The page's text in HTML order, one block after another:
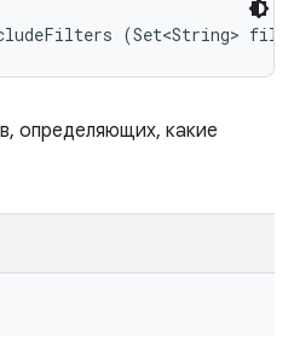
(Set<String>
определяющих, какие